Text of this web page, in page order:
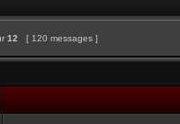
12 [ 120 messages ]